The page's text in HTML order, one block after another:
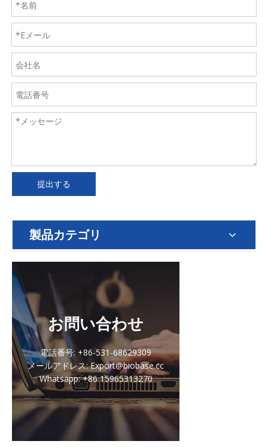
提出する
製品カテゴリ
お問い合わせ
電話番号: +86-531-68629309
メールアドレス: Export@biobase.cc
Whatsapp: +86 15965313270